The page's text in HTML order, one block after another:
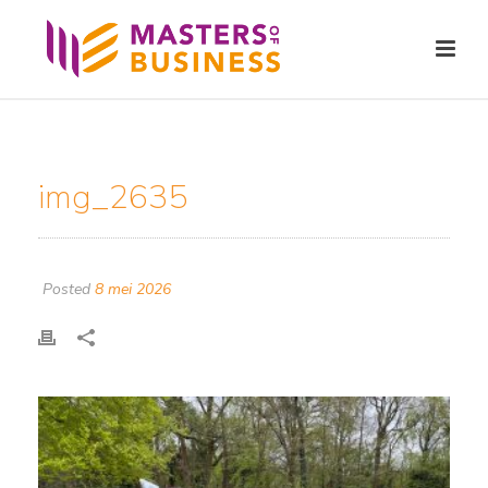
img_2635
Posted 8 mei 2026